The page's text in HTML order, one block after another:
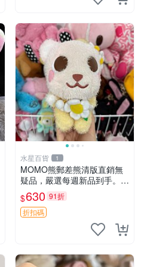
水星百貨 1
MOMO熊郵差熊清版直銷無
疑品，嚴選每週新品到手。紅
薯啵啵鮮果間 郵差熊 清版 紅
薯啵啵間
$630 91折
折扣碼